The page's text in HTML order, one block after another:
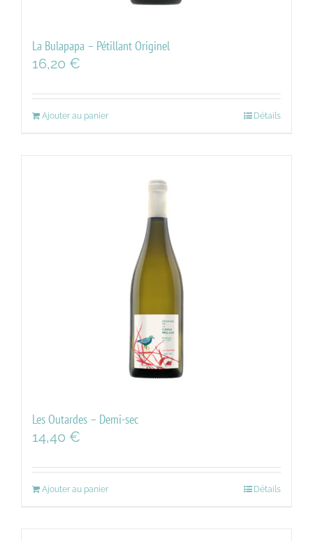
La Bulapapa – Pétillant Originel
16,20 €
Ajouter au panier Détails
Les Outardes – Demi-sec
14,40 €
Ajouter au panier Détails